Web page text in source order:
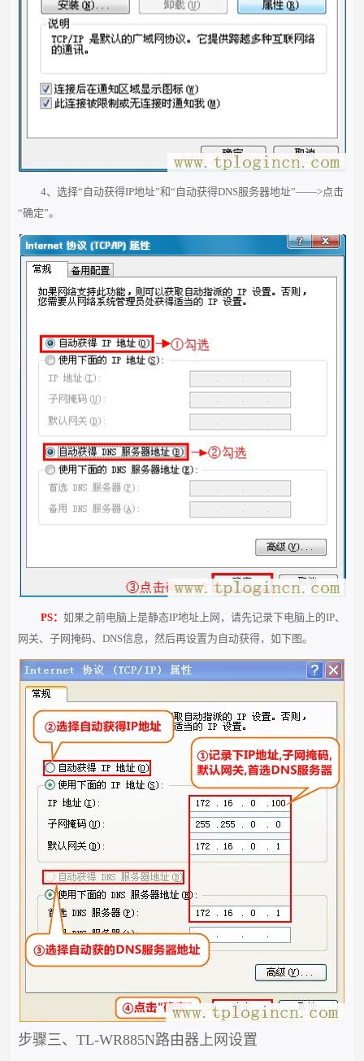
4、选择“自动获得IP地址”和“自动获得DNS服务器地址”——>点击
“确定”。
PS： 如果之前电脑上是静态IP地址上网，请先记录下电脑上的IP、
网关、子网掩码、DNS信息，然后再设置为自动获得，如下图。
步骤三、TL-WR885N路由器上网设置